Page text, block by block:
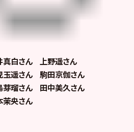
白さん 上野遥さん
遥さん 駒田京伽さん
瑠さん 田中美久さん
央さん